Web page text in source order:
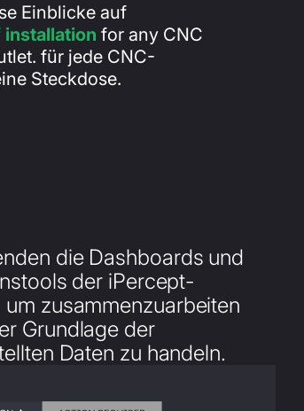
Einblicke auf
for any CNC
für jede CNC-
Steckdose.
die Dashboards und
der iPercept-
um zusammenzuarbeiten
Grundlage der
Daten zu handeln.